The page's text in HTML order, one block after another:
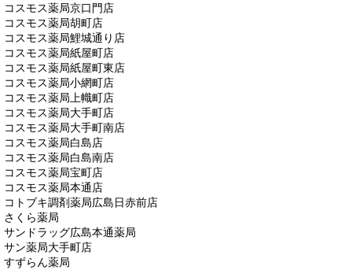
コスモス薬局京口門店
コスモス薬局胡町店
コスモス薬局鯉城通り店
コスモス薬局紙屋町店
コスモス薬局紙屋町東店
コスモス薬局小網町店
コスモス薬局上幟町店
コスモス薬局大手町店
コスモス薬局大手町南店
コスモス薬局白島店
コスモス薬局白島南店
コスモス薬局宝町店
コスモス薬局本通店
コトブキ調剤薬局広島日赤前店
さくら薬局
サンドラッグ広島本通薬局
サン薬局大手町店
すずらん薬局